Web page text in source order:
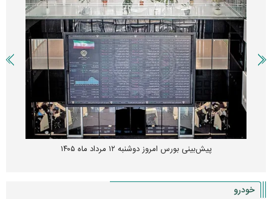
پیش‌بینی بورس امروز دوشنبه ۱۲ مرداد ماه ۱۴۰۵
خودرو